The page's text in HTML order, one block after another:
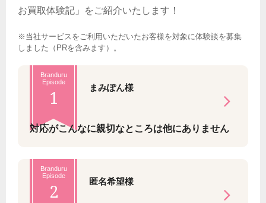
お買取体験記」をご紹介いたします！
※当社サービスをご利用いただいたお客様を対象に体験談を募集
しました（PRを含みます）。
Branduru
Episode
1 まみぽん様
対応がこんなに親切なところは他にありません
Branduru
Episode
2 匿名希望様